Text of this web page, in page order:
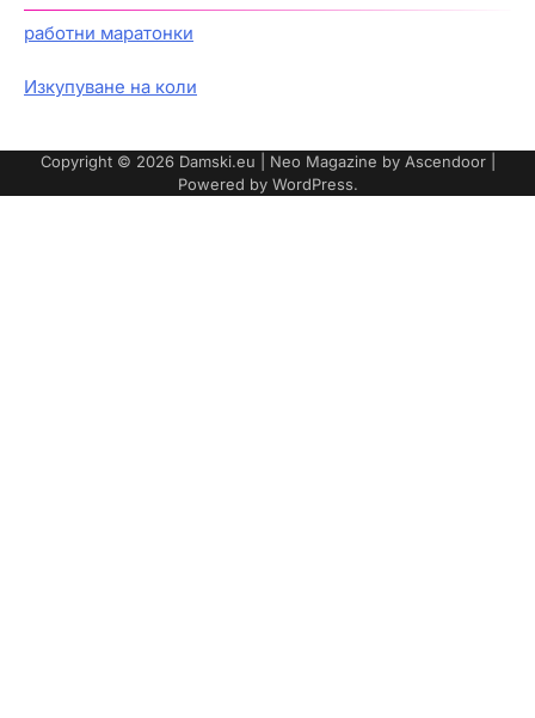
работни маратонки
Изкупуване на коли
Copyright © 2026 Damski.eu | Neo Magazine by Ascendoor|
Powered by WordPress.